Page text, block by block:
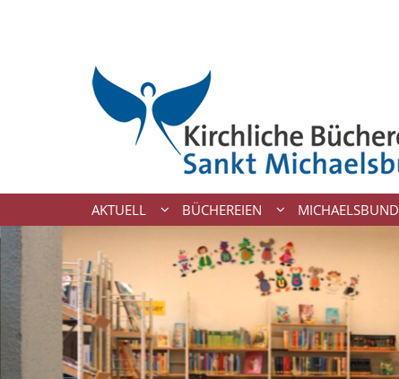
AKTUELL BÜCHEREIEN MICHAELSBUND